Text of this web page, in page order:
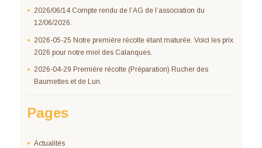
2026/06/14 Compte rendu de l’AG de l’association du
12/06/2026.
2026-05-25 Notre première récolte étant maturée. Voici les prix
2026 pour notre miel des Calanques.
2026-04-29 Première récolte (Préparation) Rucher des
Baumettes et de Lun.
Pages
Actualités